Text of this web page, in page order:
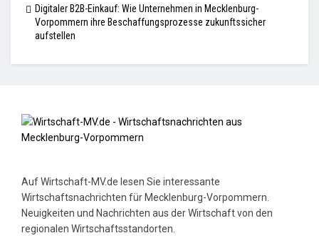
Digitaler B2B-Einkauf: Wie Unternehmen in Mecklenburg-
Vorpommern ihre Beschaffungsprozesse zukunftssicher
aufstellen
Auf Wirtschaft-MV.de lesen Sie interessante
Wirtschaftsnachrichten für Mecklenburg-Vorpommern.
Neuigkeiten und Nachrichten aus der Wirtschaft von den
regionalen Wirtschaftsstandorten.